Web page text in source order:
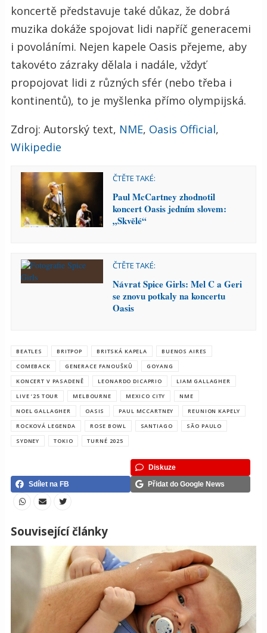
koncertě představuje také důkaz, že dobrá
muzika dokáže spojovat lidi napříč generacemi
i povoláními. Nejen kapele Oasis přejeme, aby
takovéto zázraky dělala i nadále, vždyť
propojovat lidi z různých sfér (nebo třeba i
kontinentů), to je myšlenka přímo olympijská.
Zdroj: Autorský text, NME, Oasis Official,
Wikipedie
ČTĚTE TAKÉ:
Paul McCartney zhodnotil
koncert Oasis jedním slovem:
„Skvělé“
ČTĚTE TAKÉ:
Návrat Spice Girls: Mel C a Geri
se znovu potkaly na koncertu
Oasis
BEATLES BRITPOP BRITSKÁ KAPELA
BUENOS AIRES
COMEBACK
GENERACE FANOUŠKŮ
GOYANG
KONCERT V PASADENĚ
LEONARDO DICAPRIO
LIAM GALLAGHER
LIVE ’25 TOUR
MELBOURNE MEXICO CITY
NME
NOEL GALLAGHER
OASIS PAUL MCCARTNEY
REUNION KAPELY
ROCKOVÁ LEGENDA
ROSE BOWL SANTIAGO
SÃO PAULO
SYDNEY
TOKIO TURNÉ 2025
Diskuze
Sdílet na FB
Přidat do Google News
Související články